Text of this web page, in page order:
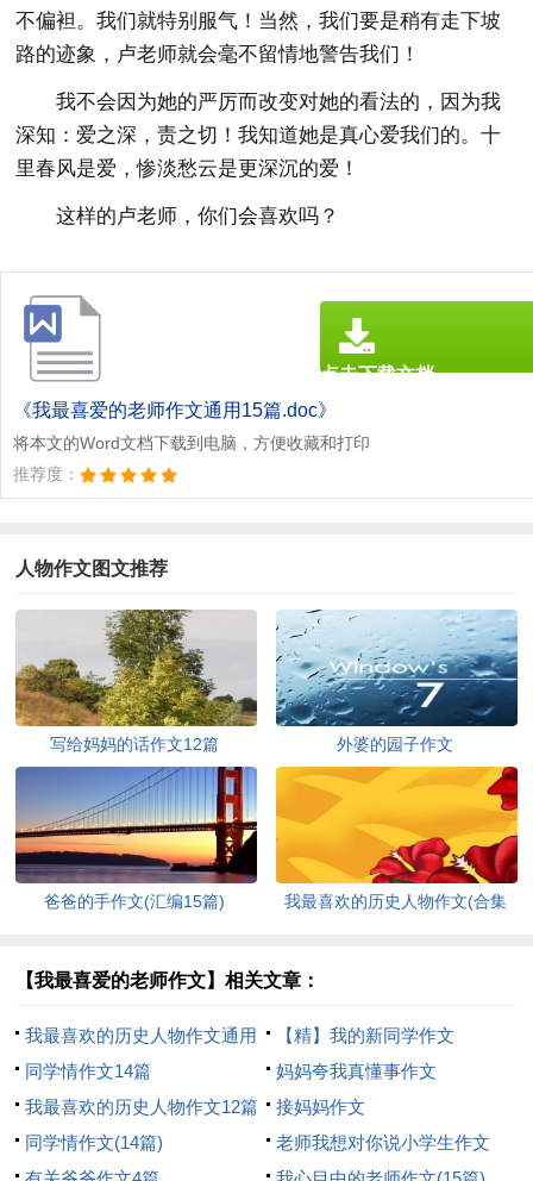
不偏袒。我们就特别服气！当然，我们要是稍有走下坡
路的迹象，卢老师就会毫不留情地警告我们！
我不会因为她的严厉而改变对她的看法的，因为我
深知：爱之深，责之切！我知道她是真心爱我们的。十
里春风是爱，惨淡愁云是更深沉的爱！
这样的卢老师，你们会喜欢吗？
《我最喜爱的老师作文通用15篇.doc》
将本文的Word文档下载到电脑，方便收藏和打印
推荐度：
点击下载文档
文档为doc格式
人物作文图文推荐
写给妈妈的话作文12篇 外婆的园子作文
爸爸的手作文(汇编15篇)
我最喜欢的历史人物作文(合集
【我最喜爱的老师作文】相关文章：
我最喜欢的历史人物作文通用
15篇
【精】我的新同学作文
同学情作文14篇
妈妈夸我真懂事作文
我最喜欢的历史人物作文12篇
接妈妈作文
同学情作文(14篇)
老师我想对你说小学生作文